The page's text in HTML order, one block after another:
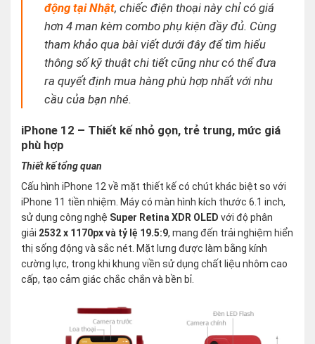
động tại Nhật, chiếc điện thoại này chỉ có giá
hơn 4 man kèm combo phụ kiện đầy đủ. Cùng
tham khảo qua bài viết dưới đây để tìm hiểu
thông số kỹ thuật chi tiết cũng như có thể đưa
ra quyết định mua hàng phù hợp nhất với nhu
cầu của bạn nhé.
iPhone 12 – Thiết kế nhỏ gọn, trẻ trung, mức giá
phù hợp
Thiết kế tổng quan
Cấu hình iPhone 12 về mặt thiết kế có chút khác biệt so với
iPhone 11 tiền nhiệm. Máy có màn hình kích thước 6.1 inch,
sử dụng công nghệ Super Retina XDR OLED với độ phân
giải 2532 x 1170px và tỷ lệ 19.5:9, mang đến trải nghiệm hiển
thị sống động và sắc nét. Mặt lưng được làm bằng kính
cường lực, trong khi khung viền sử dụng chất liệu nhôm cao
cấp, tạo cảm giác chắc chắn và bền bỉ.